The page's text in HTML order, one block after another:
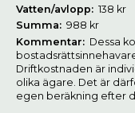
Vatten/avlopp: 138 kr
Summa: 988 kr
Kommentar: Dessa
Driftkostnaden är
olika ägare. Det är
egen beräkning efter